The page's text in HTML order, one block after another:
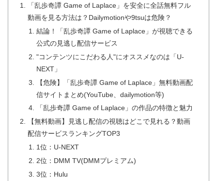
「乱歩奇譚 Game of Laplace」を安全に全話無料フル
動画を見る方法は？Dailymotionや9tsuは危険？
結論！「乱歩奇譚 Game of Laplace」が視聴できる
公式の見逃し配信サービス
"コンテンツにこだわる人"にオススメなのは「U-
NEXT」
【危険】「乱歩奇譚 Game of Laplace」無料動画配
信サイトまとめ(YouTube、dailymotion等)
「乱歩奇譚 Game of Laplace」の作品の特徴と魅力
【無料動画】見逃し配信の視聴はどこで見れる？動画
配信サービスランキングTOP3
1位：U-NEXT
2位：DMM TV(DMMプレミアム)
3位：Hulu